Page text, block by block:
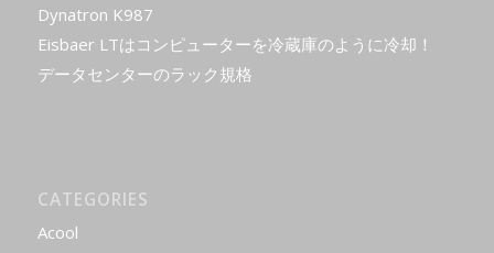
Dynatron K987
Eisbaer LTはコンピューターを冷蔵庫のように冷却！
データセンターのラック規格
CATEGORIES
Acool